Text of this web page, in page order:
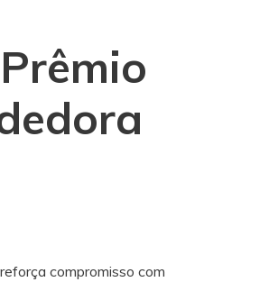
compromisso com